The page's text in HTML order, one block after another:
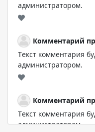
администратором.
Комментарий
Текст комментария
администратором.
Комментарий
Текст комментария
администратором.